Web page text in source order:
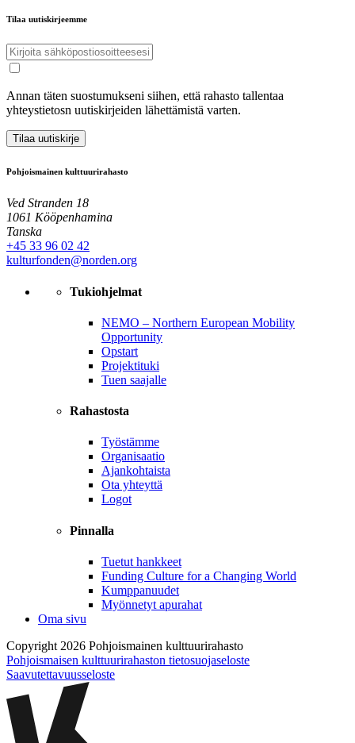
Tilaa uutiskirjeemme
Annan täten suostumukseni siihen, että rahasto tallentaa
yhteystietosn uutiskirjeiden lähettämistä varten.
Tilaa uutiskirje
Pohjoismainen kulttuurirahasto
Ved Stranden 18
1061 Kööpenhamina
Tanska
+45 33 96 02 42
kulturfonden@norden.org
Tukiohjelmat
NEMO – Northern European Mobility
Opportunity
Opstart
Projektituki
Tuen saajalle
Rahastosta
Työstämme
Organisaatio
Ajankohtaista
Ota yhteyttä
Logot
Pinnalla
Tuetut hankkeet
Funding Culture for a Changing World
Kumppanuudet
Myönnetyt apurahat
Oma sivu
Copyright 2026 Pohjoismainen kulttuurirahasto
Pohjoismaisen kulttuurirahaston tietosuojaseloste
Saavutettavuusseloste